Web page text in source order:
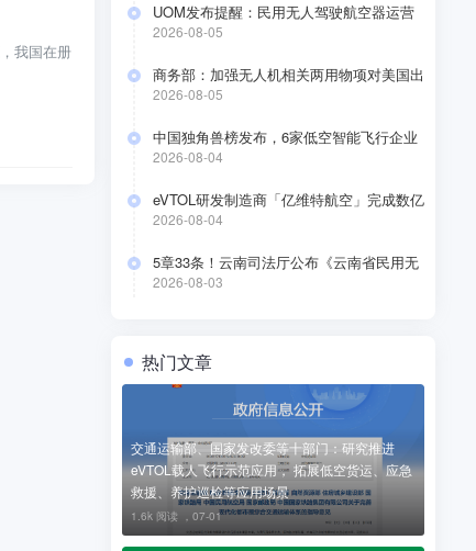
我国在册
UOM发布提醒：民用无人驾驶航空器运营
合格证持有人于2026年8月10日前要完成低
2026-08-05
商务部：加强无人机相关两用物项对美国出
口管制
2026-08-05
中国独角兽榜发布，6家低空智能飞行企业
上榜
2026-08-04
eVTOL研发制造商「亿维特航空」完成数亿
元A+轮融资
2026-08-04
5章33条！云南司法厅公布《云南省民用无
人驾驶航空器公共管理办法（草案）》（附
2026-08-03
热门文章
交通运输部、国家发改委等十部门：研究推进
eVTOL载人飞行示范应用， 拓展低空货运、应急
救援、养护巡检等应用场景
1.6k 阅读 ， 07-01